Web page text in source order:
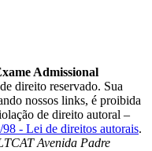
Admissional
direito reservado. Sua
nossos links, é proibida
de direito autoral –
- Lei de direitos autorais.
Avenida Padre